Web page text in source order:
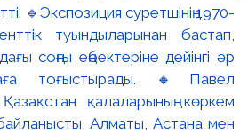
🔹Экспозиция суретшінің 1970-
туындыларынан бастап,
соңғы еңбектеріне дейінгі әр
тоғыстырады. 🔸Павел
қалаларының көркем
Алматы, Астана мен